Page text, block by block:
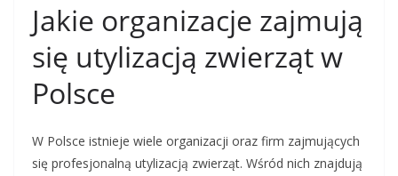
Jakie organizacje zajmują
się utylizacją zwierząt w
Polsce
W Polsce istnieje wiele organizacji oraz firm zajmujących
się profesjonalną utylizacją zwierząt. Wśród nich znajdują